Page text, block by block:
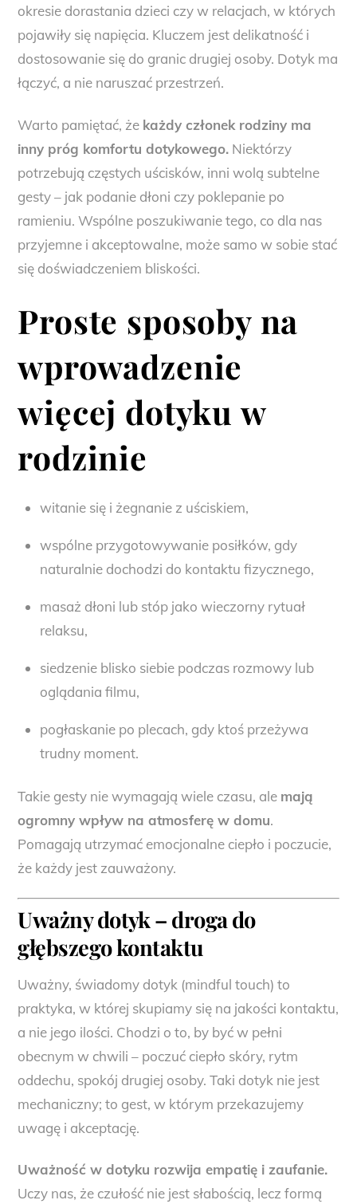
okresie dorastania dzieci czy w relacjach, w których
pojawiły się napięcia. Kluczem jest delikatność i
dostosowanie się do granic drugiej osoby. Dotyk ma
łączyć, a nie naruszać przestrzeń.
Warto pamiętać, że każdy członek rodziny ma
inny próg komfortu dotykowego. Niektórzy
potrzebują częstych uścisków, inni wolą subtelne
gesty – jak podanie dłoni czy poklepanie po
ramieniu. Wspólne poszukiwanie tego, co dla nas
przyjemne i akceptowalne, może samo w sobie stać
się doświadczeniem bliskości.
Proste sposoby na
wprowadzenie
więcej dotyku w
rodzinie
witanie się i żegnanie z uściskiem,
wspólne przygotowywanie posiłków, gdy
naturalnie dochodzi do kontaktu fizycznego,
masaż dłoni lub stóp jako wieczorny rytuał
relaksu,
siedzenie blisko siebie podczas rozmowy lub
oglądania filmu,
pogłaskanie po plecach, gdy ktoś przeżywa
trudny moment.
Takie gesty nie wymagają wiele czasu, ale mają
ogromny wpływ na atmosferę w domu.
Pomagają utrzymać emocjonalne ciepło i poczucie,
że każdy jest zauważony.
Uważny dotyk – droga do
głębszego kontaktu
Uważny, świadomy dotyk (mindful touch) to
praktyka, w której skupiamy się na jakości kontaktu,
a nie jego ilości. Chodzi o to, by być w pełni
obecnym w chwili – poczuć ciepło skóry, rytm
oddechu, spokój drugiej osoby. Taki dotyk nie jest
mechaniczny; to gest, w którym przekazujemy
uwagę i akceptację.
Uważność w dotyku rozwija empatię i zaufanie.
Uczy nas, że czułość nie jest słabością, lecz formą